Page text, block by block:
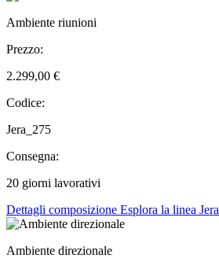
Ambiente riunioni
Prezzo:
2.299,00 €
Codice:
Jera_275
Consegna:
20 giorni lavorativi
Dettagli composizione Esplora la linea Jera
Ambiente direzionale